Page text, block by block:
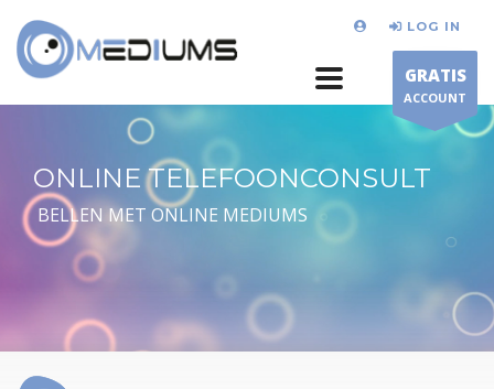
LOG IN
GRATIS
ACCOUNT
ONLINE TELEFOONCONSULT
BELLEN MET ONLINE MEDIUMS